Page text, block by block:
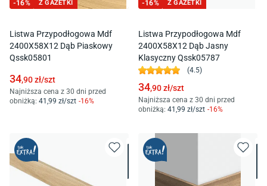
-16% Z GAZETKI
Listwa Przypodłogowa Mdf
2400X58X12 Dąb Piaskowy
Qssk05801
34,90zł/szt
Najniższa cena z 30 dni przed
obniżką: 41 ,99 zł/szt -16%
-16% Z GAZETKI
Listwa Przypodłogowa Mdf
2400X58X12 Dąb Jasny
Klasyczny Qssk05787
(4.5)
34,90zł/szt
Najniższa cena z 30 dni przed
obniżką: 41 ,99 zł/szt -16%